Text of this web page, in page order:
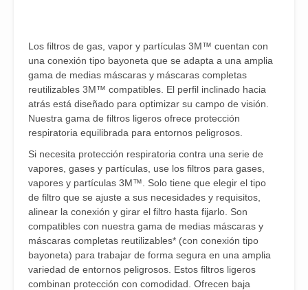
Los filtros de gas, vapor y partículas 3M™ cuentan con
una conexión tipo bayoneta que se adapta a una amplia
gama de medias máscaras y máscaras completas
reutilizables 3M™ compatibles. El perfil inclinado hacia
atrás está diseñado para optimizar su campo de visión.
Nuestra gama de filtros ligeros ofrece protección
respiratoria equilibrada para entornos peligrosos.
Si necesita protección respiratoria contra una serie de
vapores, gases y partículas, use los filtros para gases,
vapores y partículas 3M™. Solo tiene que elegir el tipo
de filtro que se ajuste a sus necesidades y requisitos,
alinear la conexión y girar el filtro hasta fijarlo. Son
compatibles con nuestra gama de medias máscaras y
máscaras completas reutilizables* (con conexión tipo
bayoneta) para trabajar de forma segura en una amplia
variedad de entornos peligrosos. Estos filtros ligeros
combinan protección con comodidad. Ofrecen baja